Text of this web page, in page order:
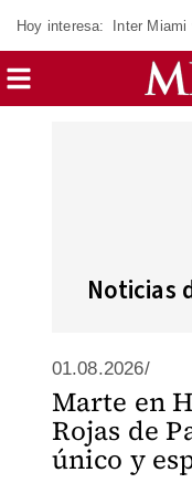
Hoy interesa: Inter Miami
Noticias
01.08.2026/
Marte en
Rojas de
único y